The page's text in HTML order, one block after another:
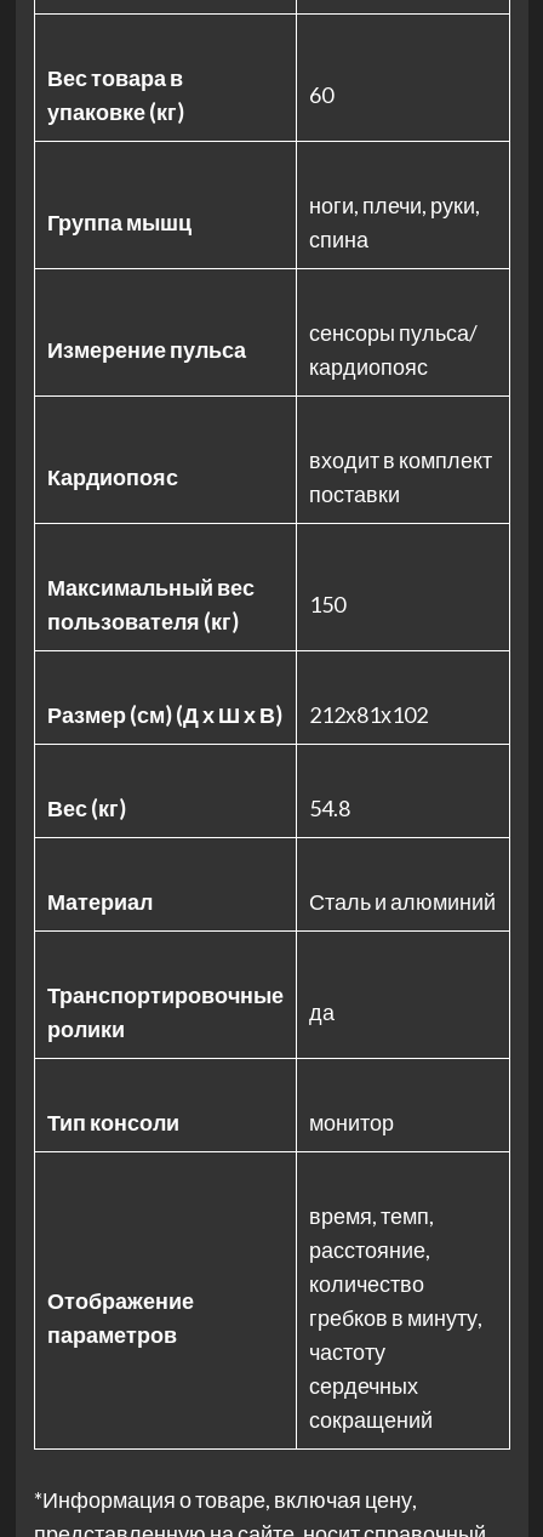
Вес товара в
упаковке (кг)
60
Группа мышц
ноги, плечи, руки,
спина
Измерение пульса
сенсоры пульса/
кардиопояс
Кардиопояс
входит в комплект
поставки
Максимальный вес
пользователя (кг)
150
Размер (см) (Д х Ш х В) 212х81х102
Вес (кг) 54.8
Материал Сталь и алюминий
Транспортировочные
ролики
да
Тип консоли монитор
Отображение
параметров
время, темп,
расстояние,
количество
гребков в минуту,
частоту
сердечных
сокращений
*Информация о товаре, включая цену,